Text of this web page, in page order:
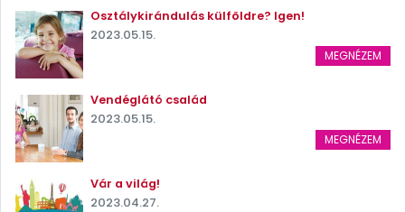
Osztálykirándulás külföldre? Igen!
2023.05.15.
MEGNÉZEM
Vendéglátó család
2023.05.15.
MEGNÉZEM
Vár a világ!
2023.04.27.